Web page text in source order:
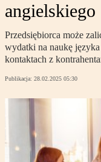
angielskiego
Przedsiębiorca może
wydatki na naukę
kontaktach z
Publikacja: 28.02.2025 05:30